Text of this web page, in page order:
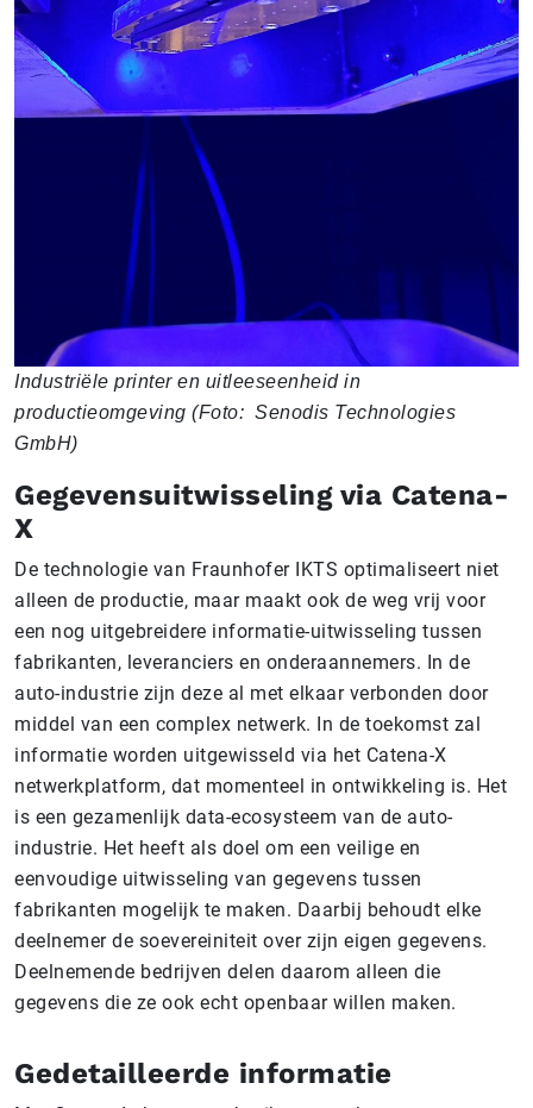
Industriële printer en uitleeseenheid in
productieomgeving (Foto: Senodis Technologies
GmbH)
Gegevensuitwisseling via Catena-
X
De technologie van Fraunhofer IKTS optimaliseert niet
alleen de productie, maar maakt ook de weg vrij voor
een nog uitgebreidere informatie-uitwisseling tussen
fabrikanten, leveranciers en onderaannemers. In de
auto-industrie zijn deze al met elkaar verbonden door
middel van een complex netwerk. In de toekomst zal
informatie worden uitgewisseld via het Catena-X
netwerkplatform, dat momenteel in ontwikkeling is. Het
is een gezamenlijk data-ecosysteem van de auto-
industrie. Het heeft als doel om een veilige en
eenvoudige uitwisseling van gegevens tussen
fabrikanten mogelijk te maken. Daarbij behoudt elke
deelnemer de soevereiniteit over zijn eigen gegevens.
Deelnemende bedrijven delen daarom alleen die
gegevens die ze ook echt openbaar willen maken.
Gedetailleerde informatie